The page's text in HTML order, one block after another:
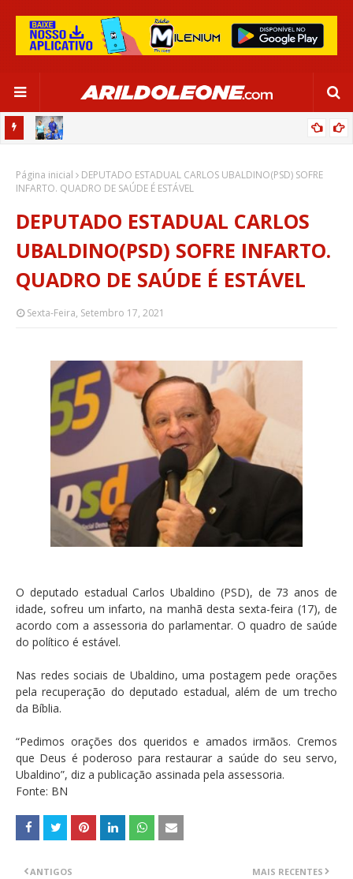
SALVADOR
Página inicial
DEPUTADO ESTADUAL CARLOS UBALDINO(PSD) SOFRE
INFARTO. QUADRO DE SAÚDE É ESTÁVEL
DEPUTADO ESTADUAL CARLOS
UBALDINO(PSD) SOFRE INFARTO.
QUADRO DE SAÚDE É ESTÁVEL
Sexta-Feira, Setembro 17, 2021
O deputado estadual Carlos Ubaldino (PSD), de 73 anos de
idade, sofreu um infarto, na manhã desta sexta-feira (17), de
acordo com a assessoria do parlamentar. O quadro de saúde
do político é estável.
Nas redes sociais de Ubaldino, uma postagem pede orações
pela recuperação do deputado estadual, além de um trecho
da Bíblia.
“Pedimos orações dos queridos e amados irmãos. Cremos
que Deus é poderoso para restaurar a saúde do seu servo,
Ubaldino”, diz a publicação assinada pela assessoria.
Fonte: BN
MAIS RECENTES
ANTIGOS